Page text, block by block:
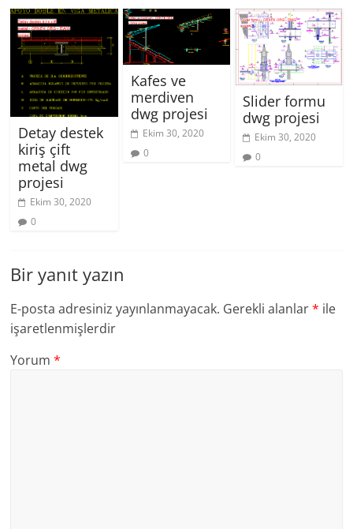
Detay destek
kiriş çift
metal dwg
projesi
Ekim 30, 2020
0
Kafes ve
merdiven
dwg projesi
Ekim 30, 2020
0
Slider formu
dwg projesi
Ekim 30, 2020
0
Bir yanıt yazın
E-posta adresiniz yayınlanmayacak. Gerekli alanlar* ile
işaretlenmişlerdir
Yorum*